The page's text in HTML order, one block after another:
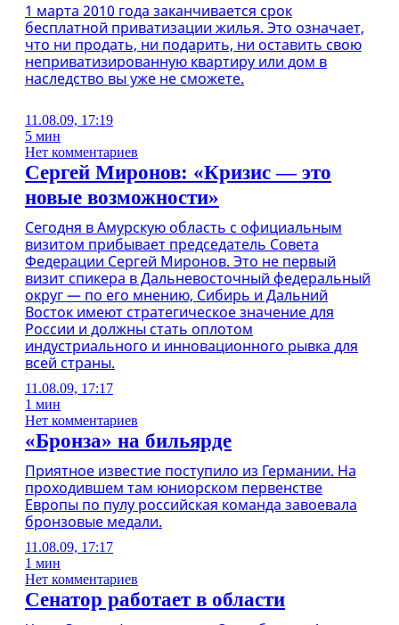
1 марта 2010 года заканчивается срок
бесплатной приватизации жилья. Это означает,
что ни продать, ни подарить, ни оставить свою
неприватизированную квартиру или дом в
наследство вы уже не сможете.
11.08.09, 17:19
5 мин
Нет комментариев
Сергей Миронов: «Кризис — это
новые возможности»
Сегодня в Амурскую область с официальным
визитом прибывает председатель Совета
Федерации Сергей Миронов. Это не первый
визит спикера в Дальневосточный федеральный
округ — по его мнению, Сибирь и Дальний
Восток имеют стратегическое значение для
России и должны стать оплотом
индустриального и инновационного рывка для
всей страны.
11.08.09, 17:17
1 мин
Нет комментариев
«Бронза» на бильярде
Приятное известие поступило из Германии. На
проходившем там юниорском первенстве
Европы по пулу российская команда завоевала
бронзовые медали.
11.08.09, 17:17
1 мин
Нет комментариев
Сенатор работает в области